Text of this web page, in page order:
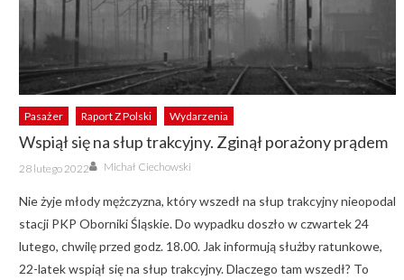
Pasażer Raport Z Polski Wydarzenia
Wspiął się na słup trakcyjny. Zginął porażony prądem
Posted
on
28 lutego 2022 Author
Michał Ciechowski
Nie żyje młody mężczyzna, który wszedł na słup trakcyjny nieopodal
stacji PKP Oborniki Śląskie. Do wypadku doszło w czwartek 24
lutego, chwilę przed godz. 18.00. Jak informują służby ratunkowe,
22-latek wspiął się na słup trakcyjny. Dlaczego tam wszedł? To